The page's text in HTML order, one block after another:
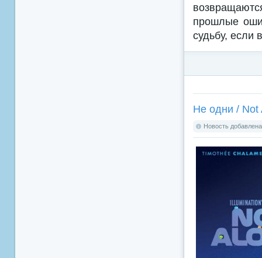
прошлые
судьбу, если
Не одни / Not
Новость